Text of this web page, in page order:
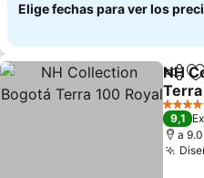
Elige fechas para ver los
NH
Ver
5
9,1
a